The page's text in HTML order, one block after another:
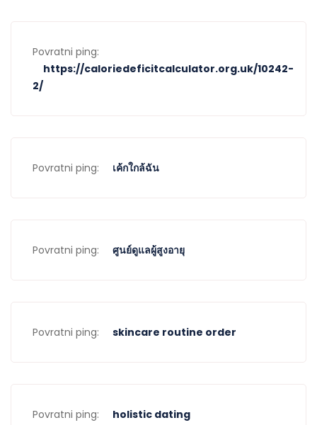
Povratni ping:
https://caloriedeficitcalculator.org.uk/10242-
2/
Povratni ping: เค้กใกล้ฉัน
Povratni ping: ศูนย์ดูแลผู้สูงอายุ
Povratni ping: skincare routine order
Povratni ping: holistic dating